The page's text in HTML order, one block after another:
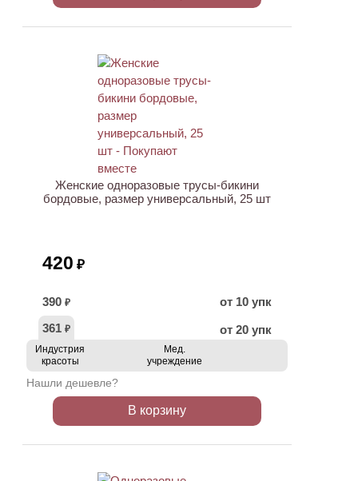
Женские одноразовые трусы-бикини
бордовые, размер универсальный, 25 шт
420 ₽
390 ₽
от 10 упк
361 ₽ от 20 упк
Индустрия
красоты
Мед.
учреждение
Нашли дешевле?
В корзину